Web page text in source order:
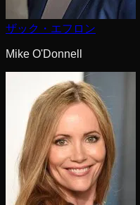
ザック・エフロン
Mike O'Donnell